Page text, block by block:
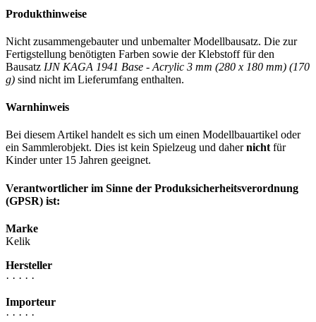
Produkthinweise
Nicht zusammengebauter und unbemalter Modellbausatz. Die zur
Fertigstellung benötigten Farben sowie der Klebstoff für den
Bausatz IJN KAGA 1941 Base - Acrylic 3 mm (280 x 180 mm) (170
g) sind nicht im Lieferumfang enthalten.
Warnhinweis
Bei diesem Artikel handelt es sich um einen Modellbauartikel oder
ein Sammlerobjekt. Dies ist kein Spielzeug und dahernicht für
Kinder unter 15 Jahren geeignet.
Verantwortlicher im Sinne der Produksicherheitsverordnung
(GPSR) ist:
Marke
Kelik
Hersteller
· · · · ·
Importeur
· · · · ·